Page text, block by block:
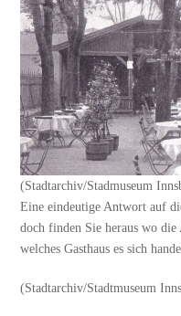
(Stadtarchiv/Stadmuseum
Eine eindeutige Antwort auf
doch finden Sie heraus wo
welches Gasthaus es sich
(Stadtarchiv/Stadtmuseum